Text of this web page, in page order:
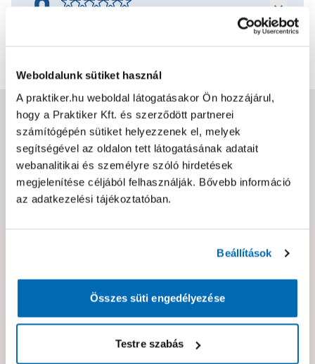
Weboldalunk sütiket használ
A praktiker.hu weboldal látogatásakor Ön hozzájárul,
hogy a Praktiker Kft. és szerződött partnerei
számítógépén sütiket helyezzenek el, melyek
segítségével az oldalon tett látogatásának adatait
webanalitikai és személyre szóló hirdetések
megjelenítése céljából felhasználják. Bővebb információ
az adatkezelési tájékoztatóban.
Beállítások
Összes süti engedélyezése
Testre szabás
0
Jótállás, szavatosság
Csomagolási és súly információk
Dokumentumok, felelős személy
Hibát találtál az oldalon vagy a termék leírásában?